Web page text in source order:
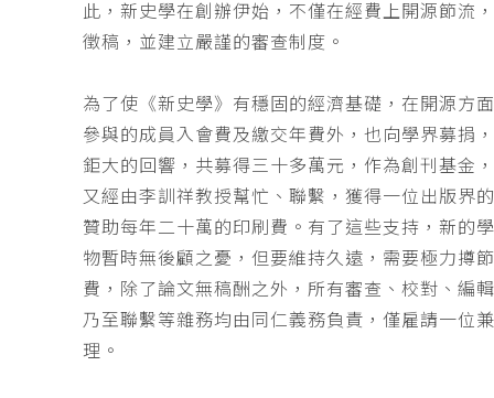
此，新史學在創辦伊始，不僅在經費上開源節流
徵稿，並建立嚴謹的審查制度。
為了使《新史學》有穩固的經濟基礎，在開源方
參與的成員入會費及繳交年費外，也向學界募捐
鉅大的回響，共募得三十多萬元，作為創刊基金
又經由李訓祥教授幫忙、聯繫，獲得一位出版界
贊助每年二十萬的印刷費。有了這些支持，新的
物暫時無後顧之憂，但要維持久遠，需要極力撙
費，除了論文無稿酬之外，所有審查、校對、編
乃至聯繫等雜務均由同仁義務負責，僅雇請一位
理。